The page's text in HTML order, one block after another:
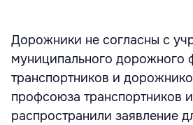
Дорожники не согласны с
муниципального дорожного
транспортников и
профсоюза транспортников
распространили заявление